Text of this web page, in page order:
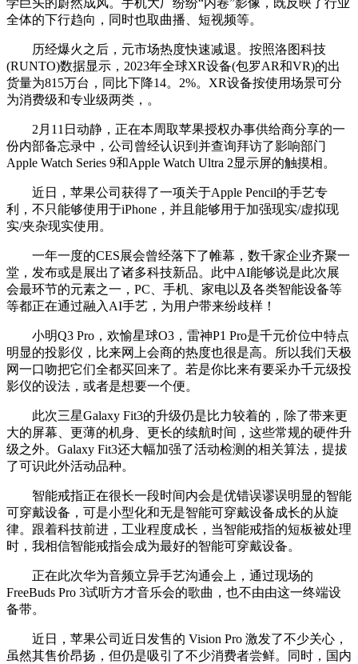
学巨头的蔚然成风。手机大厂纷纷“内卷”影像，既反映了行业
全体的下行趋向，同时也取曲播、短视频等。
历经爆火之后，元市场热度快速减退。按照洛图科技
(RUNTO)数据显示，2023年全球XR设备(包罗AR和VR)的出
货量为815万台，同比下降14。2%。XR设备按使用场景可分
为消费级和专业级两类，。
2月11日动静，正在本周取苹果授权办事供给商分享的一
份内部备忘录中，公司曾经认识到并查询拜访了影响部门
Apple Watch Series 9和Apple Watch Ultra 2显示屏的触摸相。
近日，苹果公司获得了一项关于Apple Pencil的手艺专
利，不只能够使用于iPhone，并且能够用于加强现实/虚拟现
实/夹杂现实使用。
一年一度的CES展会曾经落下了帷幕，数千家企业齐聚一
堂，发布或是展出了诸多科技新品。此中AI能够说是此次展
会最环节的元素之一，PC、手机、家电以及各类智能设备等
等都正在通过融入AI手艺，为用户带来纷歧样！
小明Q3 Pro，欢愉星球O3，雷神P1 Pro是千元价位中特点
明显的投影仪，比来网上会商的热度也很是高。所以我们天极
网一口吻把它们全都买回来了。若是你比来有要采办千元级投
影仪的设法，或者是想要一个便。
此次三星Galaxy Fit3的升级仍是比力较着的，除了带来更
大的屏幕、更薄的机身、更长的续航时间，这些常规的硬件升
级之外。Galaxy Fit3还大幅加强了活动检测的相关算法，提拔
了可识此外活动品种。
智能戒指正在很长一段时间内会是优错误谬误明显的智能
可穿戴设备，可是小型化和无是智能可穿戴设备成长的从旋
律。跟着科技前进，工业程度成长，当智能戒指的短板被处理
时，我相信智能戒指会成为最好的智能可穿戴设备。
正在此次华为音频立异手艺沟通会上，通过现场的
FreeBuds Pro 3试听方才音乐会的歌曲，也不由由这一终端设
备带。
近日，苹果公司近日发售的 Vision Pro 激发了不少关心，
虽然其售价昂扬，但仍是吸引了不少消费者尝鲜。同时，国内